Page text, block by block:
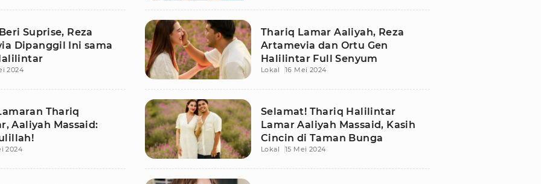
Suprise, Reza
Dipanggil Ini sama
2024
Thariq Lamar Aaliyah, Reza
Artamevia dan Ortu Gen
Halilintar Full Senyum
Lokal 16 Mei 2024
Thariq
Aaliyah Massaid:
2024
Selamat! Thariq Halilintar
Lamar Aaliyah Massaid, Kasih
Cincin di Taman Bunga
Lokal 15 Mei 2024